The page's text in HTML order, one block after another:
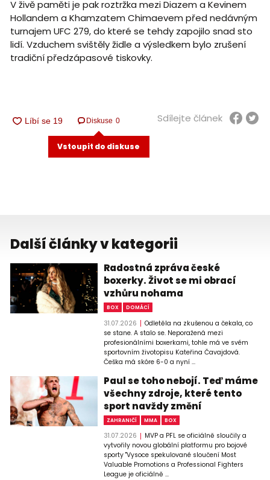
V živě paměti je pak roztržka mezi Diazem a Kevinem
Hollandem a Khamzatem Chimaevem před nedávným
turnajem UFC 279, do které se tehdy zapojilo snad sto
lidí. Vzduchem svištěly židle a výsledkem bylo zrušení
tradiční předzápasové tiskovky.
Diskuse 0
Vstoupit do diskuse
Sdílejte článek
Další články v kategorii
Radostná zpráva české
boxerky. Život se mi obrací
vzhůru nohama
BOX DOMÁCÍ
31.07.2026
Odletěla na zkušenou a čekala, co
se stane. A stalo se. Neporažená mezi
profesionálními boxerkami, tohle má ve svém
sportovním životopisu Kateřina Čavajdová.
Češka má skóre 6-0 a nyní ...
Paul se toho nebojí. Teď máme
všechny zdroje, které tento
sport navždy změní
ZAHRANIČÍ MMA BOX
31.07.2026
MVP a PFL se oficiálně sloučily a
vytvořily novou globální platformu pro bojové
sporty "Vysoce spekulované sloučení Most
Valuable Promotions a Professional Fighters
League je oficiálně ...